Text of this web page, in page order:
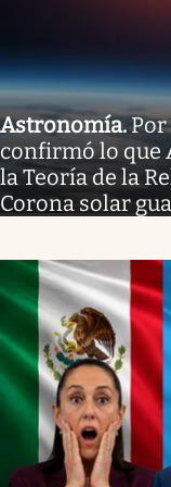
Astronomía.Por
confirmó lo que
la Teoría de la
Corona solar